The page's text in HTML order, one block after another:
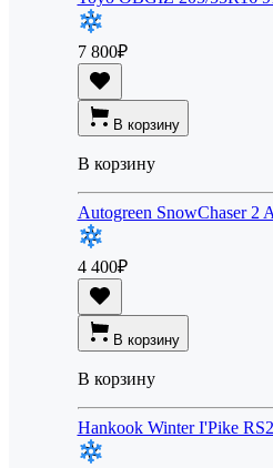
7 800₽
В корзину
В корзину
Autogreen SnowChaser 2
4 400₽
В корзину
В корзину
Hankook Winter I'Pike